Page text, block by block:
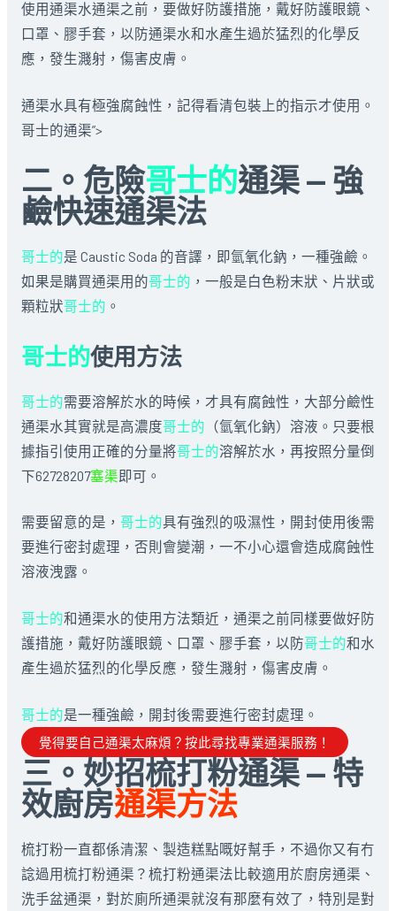
使用通渠水通渠之前，要做好防護措施，戴好防護眼鏡、
口罩、膠手套，以防通渠水和水產生過於猛烈的化學反
應，發生濺射，傷害皮膚。
通渠水具有極強腐蝕性，記得看清包裝上的指示才使用。
哥士的通渠”>
二。危險哥士的通渠 — 強
鹼快速通渠法
哥士的是 Caustic Soda 的音譯，即氫氧化鈉，一種強鹼。
如果是購買通渠用的哥士的 ，一般是白色粉末狀、片狀或
顆粒狀哥士的 。
哥士的使用方法
哥士的需要溶解於水的時候，才具有腐蝕性，大部分鹼性
通渠水其實就是高濃度哥士的 （氫氧化鈉）溶液。只要根
據指引使用正確的分量將哥士的溶解於水，再按照分量倒
下62728207塞渠即可。
需要留意的是， 哥士的具有強烈的吸濕性，開封使用後需
要進行密封處理，否則會變潮，一不小心還會造成腐蝕性
溶液洩露。
哥士的和通渠水的使用方法類近，通渠之前同樣要做好防
護措施，戴好防護眼鏡、口罩、膠手套，以防哥士的和水
產生過於猛烈的化學反應，發生濺射，傷害皮膚。
哥士的是一種強鹼，開封後需要進行密封處理。
覺得要自己通渠太麻煩？按此尋找專業通渠服務！
三。妙招梳打粉通渠 — 特
效廚房通渠方法
梳打粉一直都係清潔、製造糕點嘅好幫手，不過你又有冇
諗過用梳打粉通渠？梳打粉通渠法比較適用於廚房通渠、
洗手盆通渠，對於廁所通渠就沒有那麼有效了，特別是對